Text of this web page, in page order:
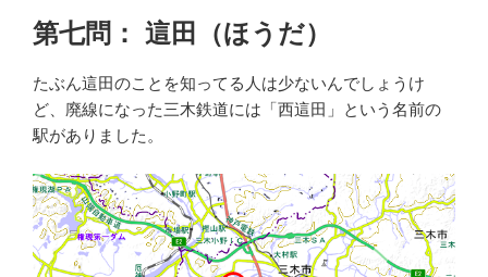
第七問： 這田（ほうだ）
たぶん這田のことを知ってる人は少ないんでしょうけ
ど、廃線になった三木鉄道には「西這田」という名前の
駅がありました。